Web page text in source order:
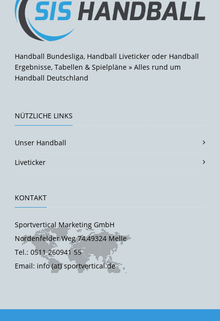
Handball Bundesliga, Handball Liveticker oder Handball
Ergebnisse, Tabellen & Spielpläne » Alles rund um
Handball Deutschland
NÜTZLICHE LINKS
Unser Handball
Liveticker
KONTAKT
Sportvertical Marketing GmbH
Nordenfelder Weg 74,49324 Melle
Tel.: 0511 260941 55
Email: info (at) sportvertical.de